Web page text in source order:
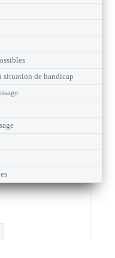
situation de handicap